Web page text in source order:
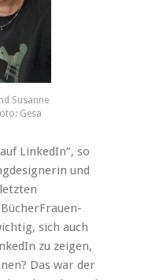
Susanne
Gesa
LinkedIn“, so
und
sich auch
zu zeigen,
Das war der